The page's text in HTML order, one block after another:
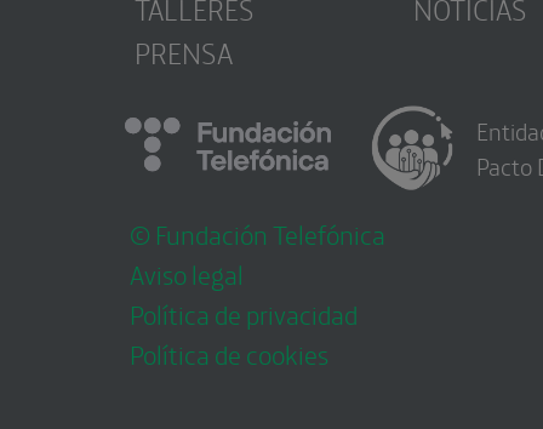
PRENSA
© Fundación Telefónica
Aviso legal
Política de privacidad
Política de cookies
Pacto